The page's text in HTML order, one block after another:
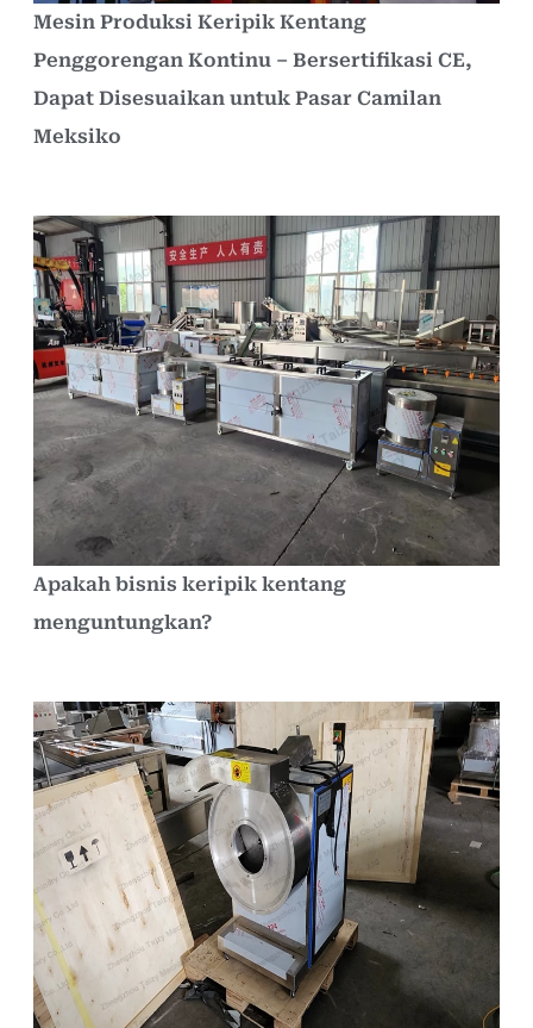
Mesin Produksi Keripik Kentang
Penggorengan Kontinu – Bersertifikasi CE,
Dapat Disesuaikan untuk Pasar Camilan
Meksiko
Apakah bisnis keripik kentang
menguntungkan?